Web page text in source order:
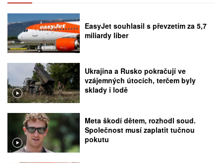
EasyJet souhlasil s převzetím za 5,7
miliardy liber
Ukrajina a Rusko pokračují ve
vzájemných útocích, terčem byly
sklady i lodě
Meta škodí dětem, rozhodl soud.
Společnost musí zaplatit tučnou
pokutu